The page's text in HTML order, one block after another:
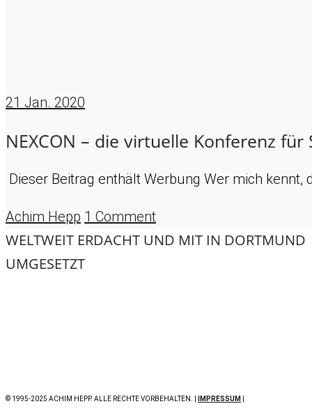
21 Jan. 2020
NEXCON – die virtuelle Konferenz
Dieser Beitrag enthält Werbung Wer mich
Achim Hepp 1 Comment
WELTWEIT ERDACHT UND MIT IN DORTMUND
UMGESETZT
© 1995-2025 ACHIM HEPP. ALLE RECHTE VORBEHALTEN. | IMPRESSUM